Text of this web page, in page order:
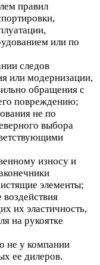
правил
или по
следов
или модернизации,
обращения с
повреждению;
не по
выбора
износу и
элементы;
их эластичность,
на рукоятке
не у компании
ее дилеров.